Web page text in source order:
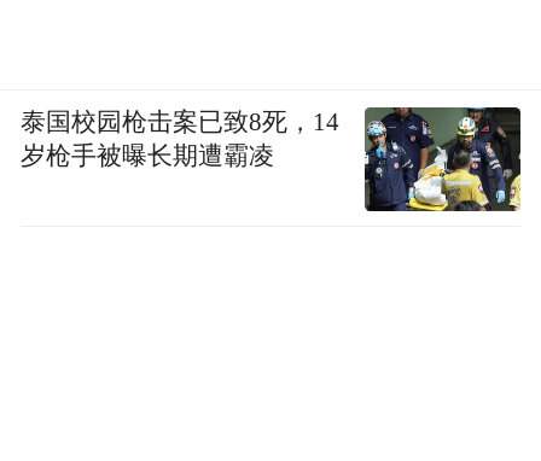
泰国校园枪击案已致8死，14
岁枪手被曝长期遭霸凌